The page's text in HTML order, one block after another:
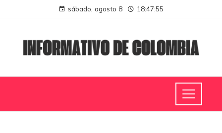
sábado, agosto 8 18:47:56